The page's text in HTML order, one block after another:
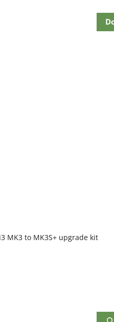
MK3 to MK3S+ upgrade kit